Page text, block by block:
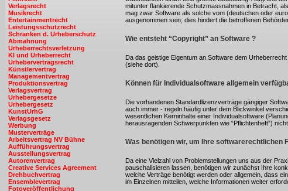
Verlagsrecht
Musikrecht
Entertainmentrecht
Leistungsschutzrecht
Schranken d. Urheberschutz
Abmahnung
Urheberrechtsverletzung
KI und Urheberrecht
Urhebervertragsrecht
Künstlervertrag
Managementvertrag
Produktionsvertrag
Verlagsvertrag
Urhebergesetze
Urhebergesetz
KunstUrhG
Verlagsgesetz
Werbung
Musterverträge
Arbeitsvertrag NV Bühne
Aufführungsvertrag
Ausstellungsvertrag
Autorenvertrag
Creative Services Agreement
Drehbuchvertrag
Ensemblevertrag
Fotoveröffentlichung
mitunter flankierende Schutzmassnahmen in Betracht,
mag zwar Software als solche vom (deutschen oder
ausgenommen sein; dies hindert die betroffenen
Wie entsteht “Copyright” an Software ?
Da das geistige Eigentum an Software dem
(siehe dort).
Können für Individualsoftware allgemein
Die vorhandenen Standardlizenzverträge gängiger
auch immer - regeln häufig unter dem Blickwinkel
wesentlichen Kerninhalte einer Individualsoftware
herausragenden Schwerpunkten wie “Pflichtenheft”)
Was benötigen wir, um Ihre softwarerechtlichen
Da eine Vielzahl von Problemstellungen uns aus der
pauschalisieren lassen, benötigen wir zunächst Ihre
welche Verträge benötigt werden oder allgemein, dass
im Einzelnen mitteilen, welche Informationen weiter